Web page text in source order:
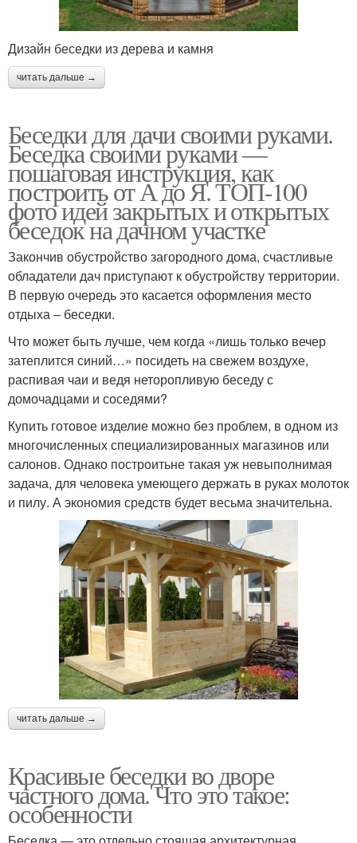
Дизайн беседки из дерева и камня
читать дальше →
Беседки для дачи своими руками.
Беседка своими руками —
пошаговая инструкция, как
построить от А до Я. ТОП-100
фото идей закрытых и открытых
беседок на дачном участке
Закончив обустройство загородного дома, счастливые
обладатели дач приступают к обустройству территории.
В первую очередь это касается оформления место
отдыха – беседки.
Что может быть лучше, чем когда «лишь только вечер
затеплится синий…» посидеть на свежем воздухе,
распивая чаи и ведя неторопливую беседу с
домочадцами и соседями?
Купить готовое изделие можно без проблем, в одном из
многочисленных специализированных магазинов или
салонов. Однако построитьне такая уж невыполнимая
задача, для человека умеющего держать в руках молоток
и пилу. А экономия средств будет весьма значительна.
читать дальше →
Красивые беседки во дворе
частного дома. Что это такое:
особенности